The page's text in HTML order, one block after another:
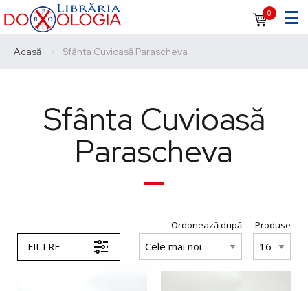
Sari
la
conținutul
Navigare
principală
0
Breadcrumb
Acasă Current:
Sfânta Cuvioasă Parascheva
Sfânta Cuvioasă
Parascheva
FILTRE
Ordonează după Produse